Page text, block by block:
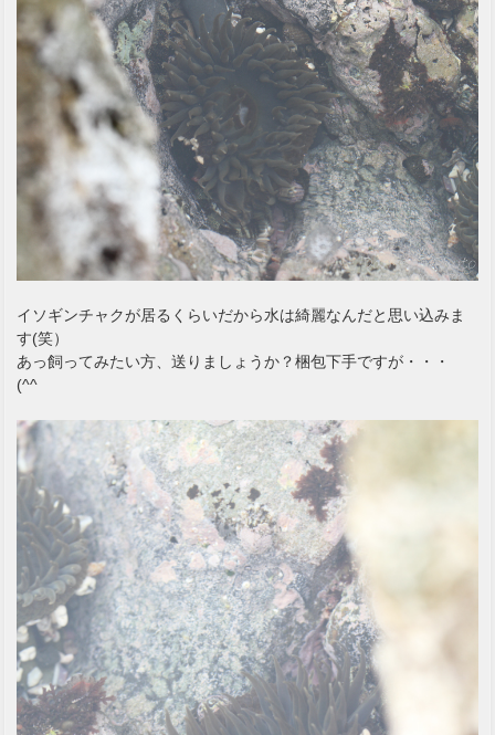
イソギンチャクが居るくらいだから水は綺麗なんだと思い込みま
す(笑）
あっ飼ってみたい方、送りましょうか？梱包下手ですが・・・
(^^ゞ